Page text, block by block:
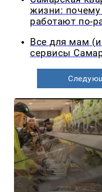
жизни:
работают по-
Все для мам
сервисы